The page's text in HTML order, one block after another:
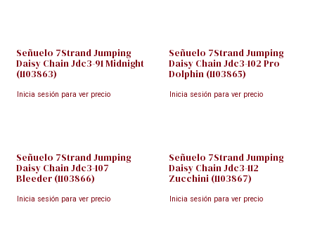
Señuelo 7Strand Jumping
Daisy Chain Jdc3-91 Midnight
(1103863)
Inicia sesión para ver precio
Señuelo 7Strand Jumping
Daisy Chain Jdc3-102 Pro
Dolphin (1103865)
Inicia sesión para ver precio
Señuelo 7Strand Jumping
Daisy Chain Jdc3-107
Bleeder (1103866)
Inicia sesión para ver precio
Señuelo 7Strand Jumping
Daisy Chain Jdc3-112
Zucchini (1103867)
Inicia sesión para ver precio